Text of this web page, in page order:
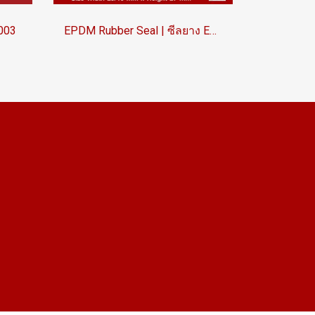
EPDM Rubber Seal | ซีลยาง EPDM สั่งผลิตตามแบบ รหัส ASRSEPB6025X27